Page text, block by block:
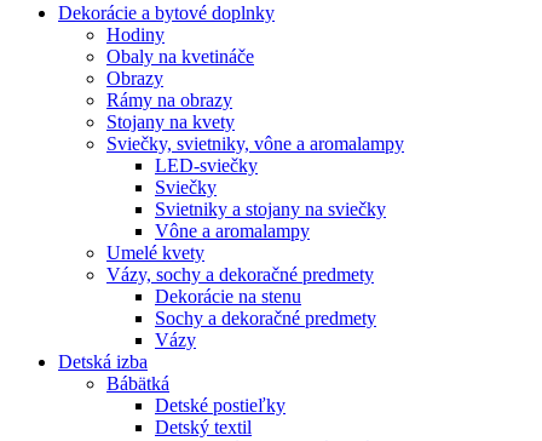
Dekorácie a bytové doplnky
Hodiny
Obaly na kvetináče
Obrazy
Rámy na obrazy
Stojany na kvety
Sviečky, svietniky, vône a aromalampy
LED-sviečky
Sviečky
Svietniky a stojany na sviečky
Vône a aromalampy
Umelé kvety
Vázy, sochy a dekoračné predmety
Dekorácie na stenu
Sochy a dekoračné predmety
Vázy
Detská izba
Bábätká
Detské postieľky
Detský textil